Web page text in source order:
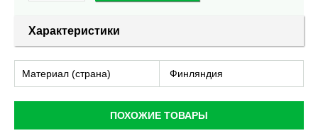
Характеристики
Материал (страна) Финляндия
ПОХОЖИЕ ТОВАРЫ